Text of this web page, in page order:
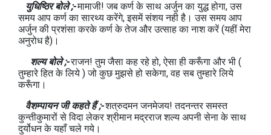
युधिष्ठिर बोले ;-मामाजी! जब कर्ण के साथ अर्जुन का युद्ध होगा, उस
समय आप कर्ण का सारथ्य करेंगे, इसमें संशय नही है। उस समय आप
अर्जुन की प्रशंसा करके कर्ण के तेज और उत्साह का नाश करें (यहीं मेरा
अनुरोध है)।
शल्य बोले ;-राजन! तुम जैसा कह रहे हो, ऐसा ही करूँगा और भी (
तुम्हारे हित के लिये ) जो कुछ मुझसे हो सकेगा, वह सब तुम्हारे लिये
करूँगा।
वैशम्पायन जी कहते हैं ;-शत्रुदमन जनमेजय! तदनन्तर समस्त
कुन्तीकुमारों से विदा लेकर श्रीमान मद्रराज शल्य अपनी सेना के साथ
दुर्योधन के यहाँ चले गये।